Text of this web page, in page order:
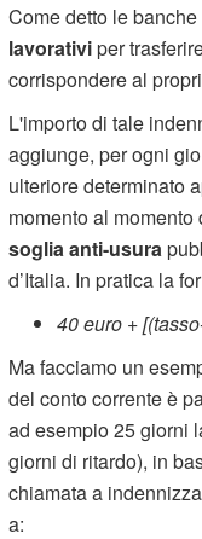
Come detto le
lavorativiper
corrispondere al
L'importo di tale
aggiunge, per ogni
ulteriore determinato
momento al
soglia anti-usura
d’Italia. In pratica la
40 euro +
Ma facciamo un
del conto corrente è
ad esempio 25 giorni
giorni di ritardo), in
chiamata a
a: